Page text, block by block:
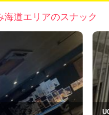
道エリアのスナック